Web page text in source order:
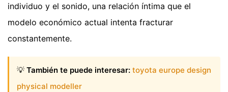
individuo y el sonido, una relación íntima que el
modelo económico actual intenta fracturar
constantemente.
💡 También te puede interesar: toyota europe design
physical modeller